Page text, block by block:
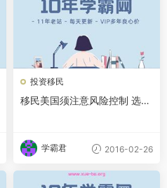
投资移民
移民美国须注意风险控制 选投
学霸君 2016-02-26